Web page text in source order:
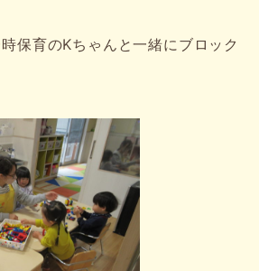
保育のKちゃんと一緒にブロック